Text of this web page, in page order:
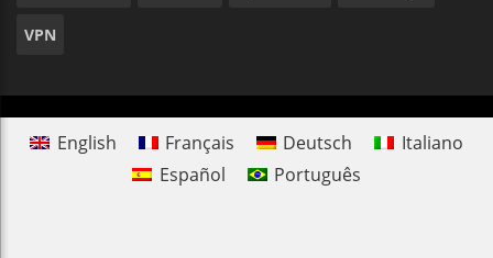
VPN
English Français Deutsch
Italiano
Español
Português